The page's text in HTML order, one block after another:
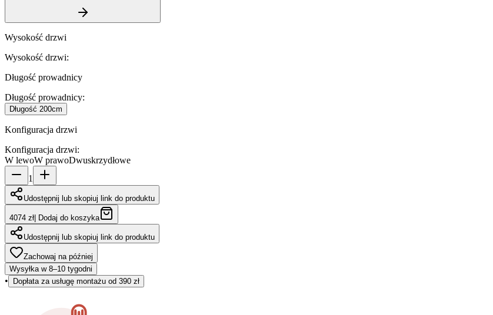
Wysokość drzwi
Wysokość drzwi:
Długość prowadnicy
Długość prowadnicy:
Długość 200cm
Konfiguracja drzwi
Konfiguracja drzwi:
W lewoW prawoDwuskrzydłowe
1
Udostępnij lub skopiuj link do produktu
4074 zł| Dodaj do koszyka
Udostępnij lub skopiuj link do produktu
Zachowaj na później
Wysyłka w 8–10 tygodni
• Dopłata za usługę montażu od 390 zł